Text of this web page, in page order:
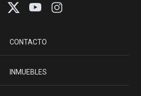
CONTACTO
INMUEBLES